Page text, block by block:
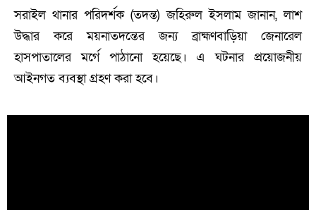
সরাইল থানার পরিদর্শক (তদন্ত) জহিরুল ইসলাম জানান, লাশ
উদ্ধার করে ময়নাতদন্তের জন্য ব্রাহ্মণবাড়িয়া জেনারেল
হাসপাতালের মর্গে পাঠানো হয়েছে। এ ঘটনার প্রয়োজনীয়
আইনগত ব্যবস্থা গ্রহণ করা হবে।